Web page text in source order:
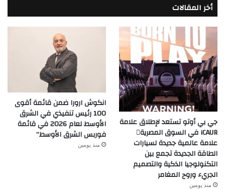
أخر المقالات
جي بي أوتو تستعد لإطلاق علامة
iCAUR في السوق المصرية
علامة عالمية جديدة لسيارات
الطاقة الجديدة تجمع بين
التكنولوجيا الذكية والتصميم
الجريء وروح المغامر
منذ يومين
انكوش ارورا ضمن قائمة أقوى
100 رئيس تنفيذي في الشرق
الأوسط لعام 2026 في قائمة
فوربس الشرق الأوسط”
منذ يومين